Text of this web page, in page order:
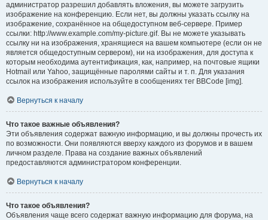
администратор разрешил добавлять вложения, вы можете загрузить
изображение на конференцию. Если нет, вы должны указать ссылку на
изображение, сохранённое на общедоступном веб-сервере. Пример
ссылки: http://www.example.com/my-picture.gif. Вы не можете указывать
ссылку ни на изображения, хранящиеся на вашем компьютере (если он не
является общедоступным сервером), ни на изображения, для доступа к
которым необходима аутентификация, как, например, на почтовые ящики
Hotmail или Yahoo, защищённые паролями сайты и т. п. Для указания
ссылок на изображения используйте в сообщениях тег BBCode [img].
Вернуться к началу
Что такое важные объявления?
Эти объявления содержат важную информацию, и вы должны прочесть их
по возможности. Они появляются вверху каждого из форумов и в вашем
личном разделе. Права на создание важных объявлений
предоставляются администратором конференции.
Вернуться к началу
Что такое объявления?
Объявления чаще всего содержат важную информацию для форума, на